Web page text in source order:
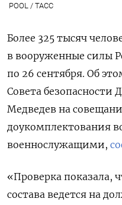
POOL / ТАСС
Более 325 тысяч
в вооруженные силы
по 26 сентября. Об
Совета безопасности
Медведев на
доукомплектования
военнослужащими,
«Проверка показала,
состава ведется на